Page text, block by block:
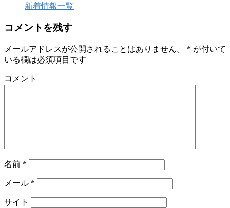
新着情報一覧
コメントを残す
メールアドレスが公開されることはありません。 * が付いて
いる欄は必須項目です
コメント
名前 *
メール *
サイト